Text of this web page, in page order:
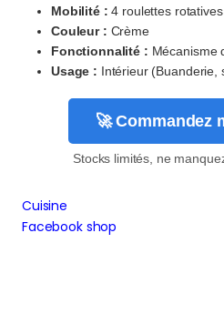
Mobilité : 4 roulettes
Couleur : Crème
Fonctionnalité : Mécanisme
Usage : Intérieur (Buanderie,
🚀 Commandez
Stocks limités, ne
Cuisine
Facebook shop